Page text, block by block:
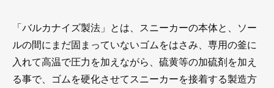
「バルカナイズ製法」とは、スニーカーの本体と、ソー
ルの間にまだ固まっていないゴムをはさみ、専用の釜に
入れて高温で圧力を加えながら、硫黄等の加硫剤を加え
る事で、ゴムを硬化させてスニーカーを接着する製造方